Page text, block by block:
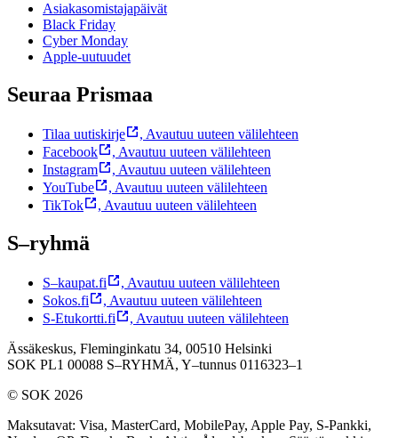
Asiakasomistajapäivät
Black Friday
Cyber Monday
Apple-uutuudet
Seuraa Prismaa
Tilaa uutiskirje , Avautuu uuteen välilehteen
Facebook
, Avautuu uuteen välilehteen
Instagram
, Avautuu uuteen välilehteen
YouTube
, Avautuu uuteen välilehteen
TikTok
, Avautuu uuteen välilehteen
S–ryhmä
S–kaupat.fi , Avautuu uuteen välilehteen
Sokos.fi
, Avautuu uuteen välilehteen
S-Etukortti.fi
, Avautuu uuteen välilehteen
Ässäkeskus, Fleminginkatu 34, 00510 Helsinki
SOK PL1 00088 S–RYHMÄ, Y–tunnus 0116323–1
© SOK 2026
Maksutavat: Visa, MasterCard, MobilePay, Apple Pay, S-Pankki,